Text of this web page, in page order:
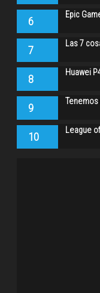
6 Epic
7 Las 7
8 Huawei
9 Tenemos
10 League